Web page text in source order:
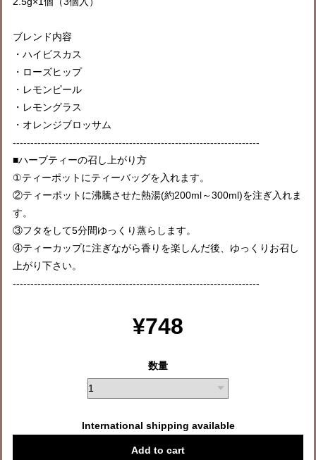
ブレンド内容
・ハイビスカス
・ローズヒップ
・レモンピール
・レモングラス
・オレンジブロッサム
----------------------------------------------------------------------
■ハーブティーの召し上がり方
①ティーポットにティーバッグを入れます。
②ティーポットに沸騰させた熱湯(約200ml～300ml)を注ぎ入れま
す。
③フタをして5分間ゆっくり蒸らします。
④ティーカップに注ぎながら香りを楽しんだ後、ゆっくりお召し
上がり下さい。
----------------------------------------------------------------------
¥748
数量
International shipping available
Add to cart